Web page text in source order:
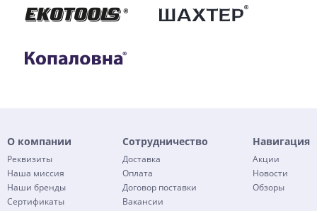
О компании
Реквизиты
Наша миссия
Наши бренды
Сертификаты
Сотрудничество
Доставка
Оплата
Договор поставки
Вакансии
Навигация
Акции
Новости
Обзоры